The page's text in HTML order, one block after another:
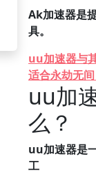
Ak加速器是
具。
uu加速器与
适合永劫无间
uu加
么？
uu加速器是
工